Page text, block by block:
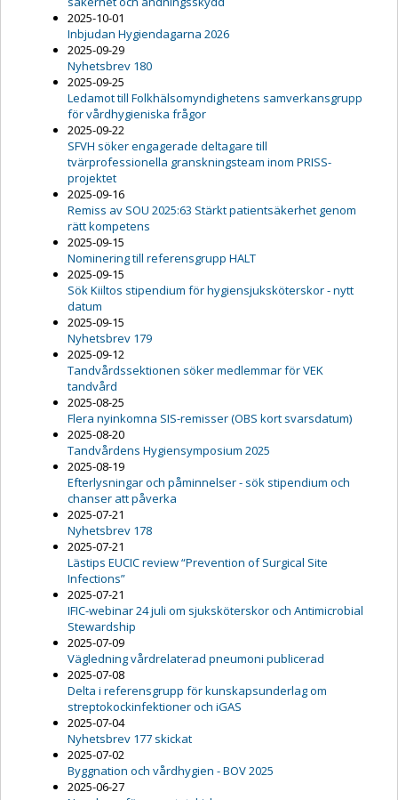
2025-10-01
Inbjudan Hygiendagarna 2026
2025-09-29
Nyhetsbrev 180
2025-09-25
Ledamot till Folkhälsomyndighetens samverkansgrupp
för vårdhygieniska frågor
2025-09-22
SFVH söker engagerade deltagare till
tvärprofessionella granskningsteam inom PRISS-
projektet
2025-09-16
Remiss av SOU 2025:63 Stärkt patientsäkerhet genom
rätt kompetens
2025-09-15
Nominering till referensgrupp HALT
2025-09-15
Sök Kiiltos stipendium för hygiensjuksköterskor - nytt
datum
2025-09-15
Nyhetsbrev 179
2025-09-12
Tandvårdssektionen söker medlemmar för VEK
tandvård
2025-08-25
Flera nyinkomna SIS-remisser (OBS kort svarsdatum)
2025-08-20
Tandvårdens Hygiensymposium 2025
2025-08-19
Efterlysningar och påminnelser - sök stipendium och
chanser att påverka
2025-07-21
Nyhetsbrev 178
2025-07-21
Lästips EUCIC review “Prevention of Surgical Site
Infections”
2025-07-21
IFIC-webinar 24 juli om sjuksköterskor och Antimicrobial
Stewardship
2025-07-09
Vägledning vårdrelaterad pneumoni publicerad
2025-07-08
Delta i referensgrupp för kunskapsunderlag om
streptokockinfektioner och iGAS
2025-07-04
Nyhetsbrev 177 skickat
2025-07-02
Byggnation och vårdhygien - BOV 2025
2025-06-27